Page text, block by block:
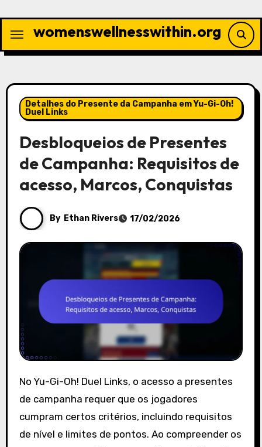
content womenswellnesswithin.org
Detalhes do Presente da Campanha em Yu-Gi-Oh!
Duel Links
Desbloqueios de Presentes
de Campanha: Requisitos de
acesso, Marcos, Conquistas
By Ethan Rivers 17/02/2026
No Yu-Gi-Oh! Duel Links, o acesso a presentes
de campanha requer que os jogadores
cumpram certos critérios, incluindo requisitos
de nível e limites de pontos. Ao compreender os